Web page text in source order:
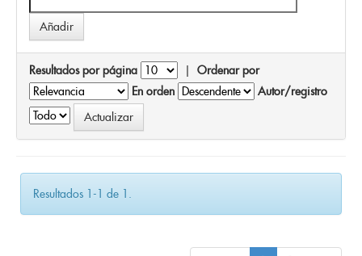
Resultados por página | Ordenar por
En orden
Autor/registro
Resultados 1-1 de 1.